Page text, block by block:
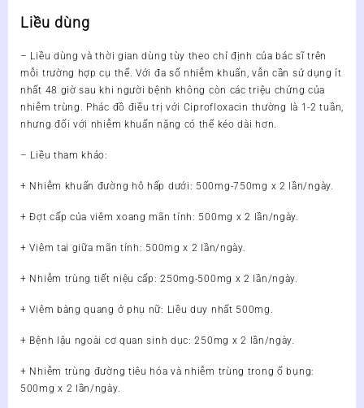
Liều dùng
– Liều dùng và thời gian dùng tùy theo chỉ định của bác sĩ trên
mỗi trường hợp cụ thể. Với đa số nhiễm khuẩn, vẫn cần sử dụng ít
nhất 48 giờ sau khi người bệnh không còn các triệu chứng của
nhiễm trùng. Phác đồ điều trị với Ciprofloxacin thường là 1-2 tuần,
nhưng đối với nhiễm khuẩn nặng có thể kéo dài hơn.
– Liều tham khảo:
+ Nhiễm khuẩn đường hô hấp dưới: 500mg-750mg x 2 lần/ngày.
+ Đợt cấp của viêm xoang mãn tính: 500mg x 2 lần/ngày.
+ Viêm tai giữa mãn tính: 500mg x 2 lần/ngày.
+ Nhiễm trùng tiết niệu cấp: 250mg-500mg x 2 lần/ngày.
+ Viêm bàng quang ở phụ nữ: Liều duy nhất 500mg.
+ Bệnh lậu ngoài cơ quan sinh dục: 250mg x 2 lần/ngày.
+ Nhiễm trùng đường tiêu hóa và nhiễm trùng trong ổ bụng:
500mg x 2 lần/ngày.